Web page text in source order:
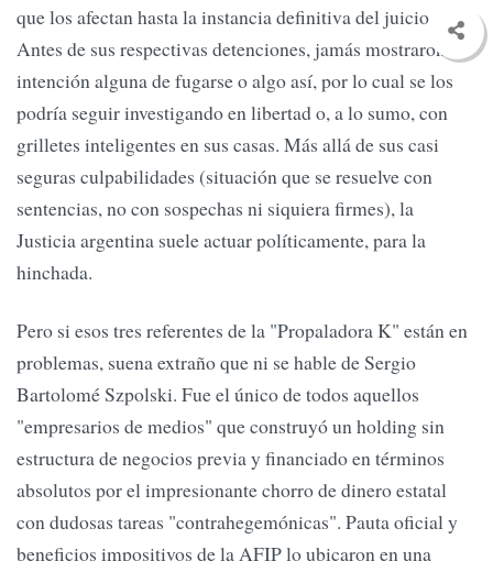
que los afectan hasta la instancia definitiva del juicio oral.
Antes de sus respectivas detenciones, jamás mostraron
intención alguna de fugarse o algo así, por lo cual se los
podría seguir investigando en libertad o, a lo sumo, con
grilletes inteligentes en sus casas. Más allá de sus casi
seguras culpabilidades (situación que se resuelve con
sentencias, no con sospechas ni siquiera firmes), la
Justicia argentina suele actuar políticamente, para la
hinchada.
Pero si esos tres referentes de la "Propaladora K" están en
problemas, suena extraño que ni se hable de Sergio
Bartolomé Szpolski. Fue el único de todos aquellos
"empresarios de medios" que construyó un holding sin
estructura de negocios previa y financiado en términos
absolutos por el impresionante chorro de dinero estatal
con dudosas tareas "contrahegemónicas". Pauta oficial y
beneficios impositivos de la AFIP lo ubicaron en una